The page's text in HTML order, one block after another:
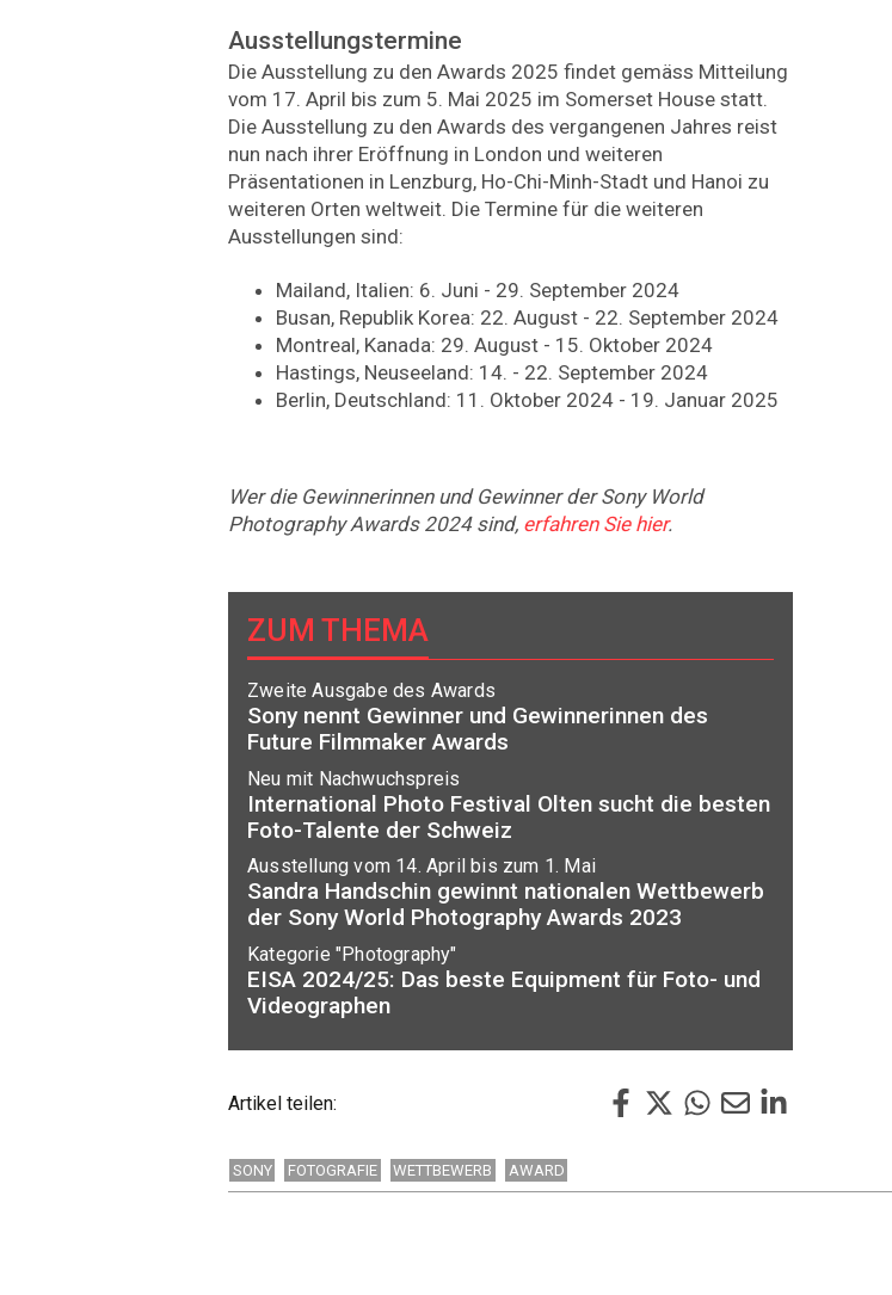
Ausstellungstermine
Die Ausstellung zu den Awards 2025 findet gemäss Mitteilung
vom 17. April bis zum 5. Mai 2025 im Somerset House statt.
Die Ausstellung zu den Awards des vergangenen Jahres reist
nun nach ihrer Eröffnung in London und weiteren
Präsentationen in Lenzburg, Ho-Chi-Minh-Stadt und Hanoi zu
weiteren Orten weltweit. Die Termine für die weiteren
Ausstellungen sind:
Mailand, Italien: 6. Juni - 29. September 2024
Busan, Republik Korea: 22. August - 22. September 2024
Montreal, Kanada: 29. August - 15. Oktober 2024
Hastings, Neuseeland: 14. - 22. September 2024
Berlin, Deutschland: 11. Oktober 2024 - 19. Januar 2025
Wer die Gewinnerinnen und Gewinner der Sony World
Photography Awards 2024 sind, erfahren Sie hier.
ZUM THEMA
Zweite Ausgabe des Awards
Sony nennt Gewinner und Gewinnerinnen des
Future Filmmaker Awards
Neu mit Nachwuchspreis
International Photo Festival Olten sucht die besten
Foto-Talente der Schweiz
Ausstellung vom 14. April bis zum 1. Mai
Sandra Handschin gewinnt nationalen Wettbewerb
der Sony World Photography Awards 2023
Kategorie "Photography"
EISA 2024/25: Das beste Equipment für Foto- und
Videographen
Artikel teilen:
SONY FOTOGRAFIE WETTBEWERB AWARD